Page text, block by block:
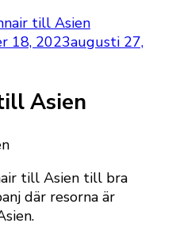
till Asien
18, 2023augusti 27,
Asien
till Asien till bra
där resorna är